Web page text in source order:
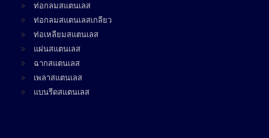
ท่อกลมสแตนเลส
ท่อกลมสแตนเลสเกลียว
ท่อเหลียมสแตนเลส
แผ่นสแตนเลส
ฉากสแตนเลส
เพลาสแตนเลส
แบนรีดสแตนเลส